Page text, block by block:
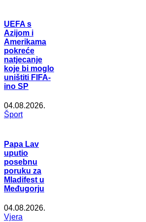
UEFA s
Azijom i
Amerikama
pokreće
natjecanje
koje bi moglo
uništiti FIFA-
ino SP
04.08.2026.
Šport
Papa Lav
uputio
posebnu
poruku za
Mladifest u
Međugorju
04.08.2026.
Vjera